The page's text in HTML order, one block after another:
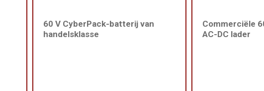
60 V CyberPack-batterij van
handelsklasse
Commerciële
AC-DC lader